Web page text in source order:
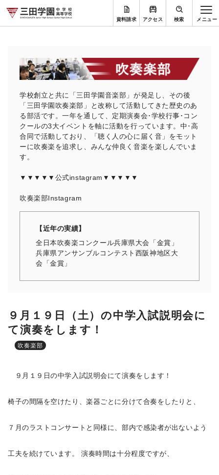
資料請求 アクセス 検索
学校創立と共に「三田学園音楽部」が発足し、その後
「三田学園吹奏楽部」と改称して活動してきた歴史のあ
る部活です。一年を通して、定期演奏会･学校行事･コン
クールの3大イベントを軸に活動を行っています。中･高
合同で活動しており、「聴く人の心に届く音」をモット
ーに吹奏楽を追求し、みんな仲良く音楽を楽しんでいま
す。
▼▼▼▼▼公式instagram▼▼▼▼▼
吹奏楽部Instagram
【近年の実績】
全日本吹奏楽コンクール兵庫県大会「金賞」
兵庫県アンサンブルコンテスト西阪神地区大
会「金賞」
９月１９日（土）の中学入試説明会に
て演奏をします！
吹奏楽部
９月１９日の中学入試説明会にて演奏をします！
椅子の間隔を空けたり、楽器ごとに分けて合奏をしたりと、
７月のラストコンサートと同様に、部内で感染者が出ないよう
工夫を続けています。 演奏時間は十分程度ですが、